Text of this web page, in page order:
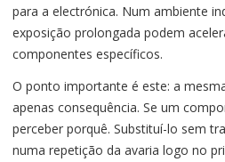
para a electrónica. Num ambiente
exposição prolongada podem
componentes específicos.
O ponto importante é este: a
apenas consequência. Se um
perceber porquê. Substituí-lo sem
numa repetição da avaria logo no